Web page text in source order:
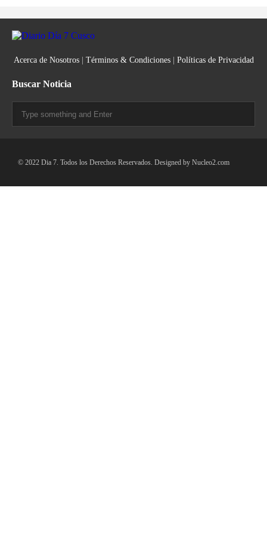
Acerca de Nosotros| Términos & Condiciones| Políticas de Privacidad
Buscar Noticia
© 2022 Dia 7. Todos los Derechos Reservados. Designed by Nucleo2.com